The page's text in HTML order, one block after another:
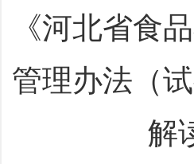
《河北省食
管理办法（
解